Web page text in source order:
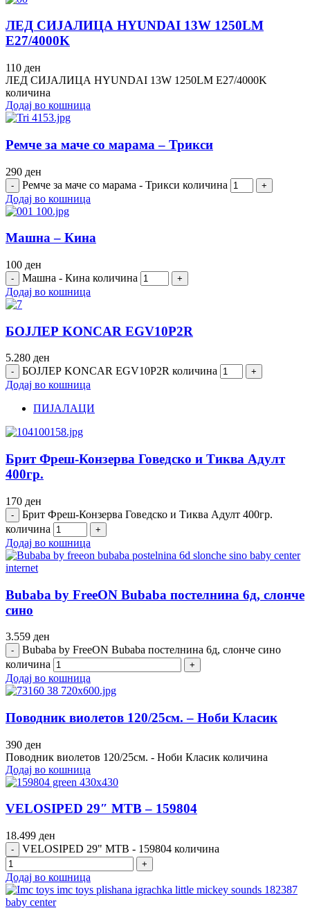
ЛЕД СИЈАЛИЦА HYUNDAI 13W 1250LM
E27/4000K
110 ден
ЛЕД СИЈАЛИЦА HYUNDAI 13W 1250LM E27/4000K
количина
Додај во кошница
Ремче за маче со марама – Трикси
290 ден
Ремче за маче со марама - Трикси количина
Додај во кошница
Машна – Кина
100 ден
Машна - Кина количина
Додај во кошница
БОЈЛЕР KONCAR EGV10P2R
5.280 ден
БОЈЛЕР KONCAR EGV10P2R количина
Додај во кошница
ПИЈАЛАЦИ
Брит Фреш-Конзерва Говедско и Тиква Адулт
400гр.
170 ден
Брит Фреш-Конзерва Говедско и Тиква Адулт 400гр.
количина
Додај во кошница
Bubaba by FreeON Bubaba постелнина 6д, слонче
сино
3.559 ден
Bubaba by FreeON Bubaba постелнина 6д, слонче сино
количина
Додај во кошница
Поводник виолетов 120/25см. – Ноби Класик
390 ден
Поводник виолетов 120/25см. - Ноби Класик количина
Додај во кошница
VELOSIPED 29″ MTB – 159804
18.499 ден
VELOSIPED 29" MTB - 159804 количина
Додај во кошница